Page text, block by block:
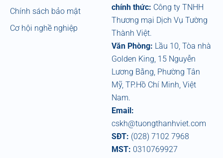
Chính sách bảo mật
Cơ hội nghề nghiệp
chính thức: Công ty TNHH
Thương mại Dịch Vụ Tường
Thành Việt.
Văn Phòng: Lầu 10, Tòa nhà
Golden King, 15 Nguyễn
Lương Bằng, Phường Tân
Mỹ, TP.Hồ Chí Minh, Việt
Nam.
Email:
cskh@tuongthanhviet.com
SĐT: (028) 7102 7968
MST: 0310769927